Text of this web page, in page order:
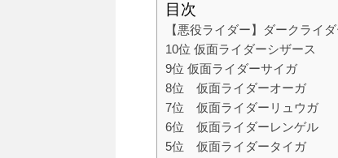
目次
【悪役ライダー】ダークライ
10位 仮面ライダーシザース
9位 仮面ライダーサイガ
8位 仮面ライダーオーガ
7位 仮面ライダーリュウガ
6位 仮面ライダーレンゲル
5位 仮面ライダータイガ